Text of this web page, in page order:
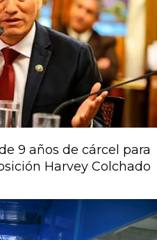
9 años de cárcel para
Harvey Colchado